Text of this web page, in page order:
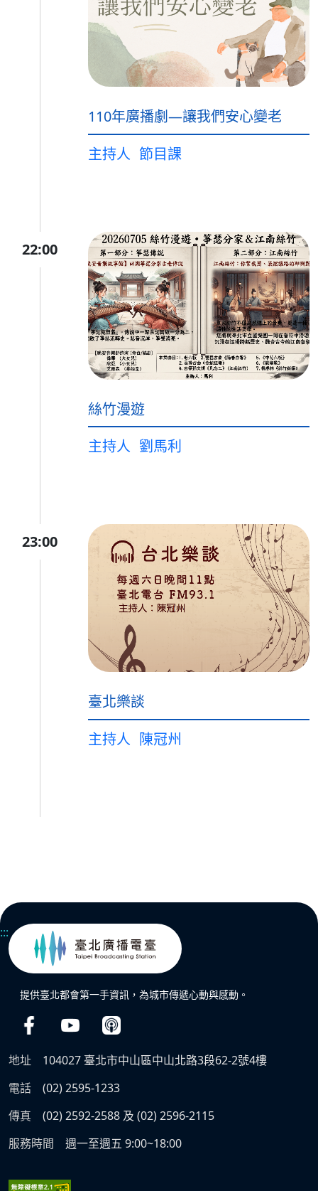
110年廣播劇—讓我們安心變老
主持人 節目課
22:00
絲竹漫遊
主持人 劉馬利
23:00
臺北樂談
主持人 陳冠州
:::
提供臺北都會第一手資訊，為城市傳遞心動與感動。
地址
104027 臺北市中山區中山北路3段62-2號4樓
電話
(02) 2595-1233
傳真
(02) 2592-2588 及 (02) 2596-2115
服務時間
週一至週五 9:00~18:00